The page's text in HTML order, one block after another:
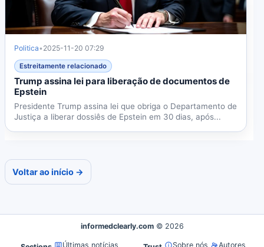
Politica• 2025-11-20 07:29
Estreitamente relacionado
Trump assina lei para liberação de documentos de
Epstein
Presidente Trump assina lei que obriga o Departamento de
Justiça a liberar dossiês de Epstein em 30 dias, após...
Voltar ao início →
informedclearly.com © 2026
Últimas notícias Sobre nós Autores